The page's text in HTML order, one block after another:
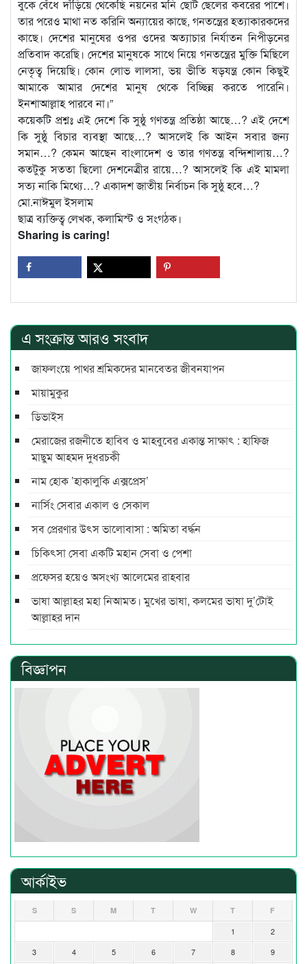
বুকে বেঁধে দাঁড়িয়ে থেকেছি নয়নের মনি ছোট ছেলের কবরের পাশে।
তার পরেও মাথা নত করিনি অন্যায়ের কাছে, গনতন্ত্রের হত্যাকারকদের
কাছে। দেশের মানুষের ওপর ওদের অত্যাচার নির্যাতন নিপীড়নের
প্রতিবাদ করেছি। দেশের মানুষকে সাথে নিয়ে গনতন্ত্রের মুক্তি মিছিলে
নেতৃত্ব দিয়েছি। কোন লোভ লালসা, ভয় ভীতি ষড়যন্ত্র কোন কিছুই
আমাকে আমার দেশের মানুষ থেকে বিচ্ছিন্ন করতে পারেনি।
ইনশাআল্লাহ পারবে না।”
কয়েকটি প্রশ্নঃ এই দেশে কি সুষ্ঠু গণতন্ত্র প্রতিষ্ঠা আছে…? এই দেশে
কি সুষ্ঠু বিচার ব্যবস্থা আছে…? আসলেই কি আইন সবার জন্য
সমান…? কেমন আছেন বাংলাদেশ ও তার গণতন্ত্র বন্দিশালায়…?
কতটুকু সততা ছিলো দেশনেত্রীর রায়ে…? আসলেই কি এই মামলা
সত্য নাকি মিথ্যে…? একাদশ জাতীয় নির্বাচন কি সুষ্ঠু হবে…?
মো.নাঈমুল ইসলাম
ছাত্র ব্যক্তিত্ব লেখক, কলামিস্ট ও সংগঠক।
Sharing is caring!
এ সংক্রান্ত আরও সংবাদ
জাফলংয়ে পাথর শ্রমিকদের মানবেতর জীবনযাপন
মায়ামুকুর
ডিভাইস
মেরাজের রজনীতে হাবিব ও মাহবুবের একান্ত সাক্ষাৎ : হাফিজ
মাছুম আহমদ দুধরচকী
নাম হোক ‌’হাকালুকি এক্সপ্রেস’
নার্সিং সেবার একাল ও সেকাল
সব প্রেরণার উৎস ভালোবাসা : অমিতা বর্দ্ধন
চিকিৎসা সেবা একটি মহান সেবা ও পেশা
প্রফেসর হয়েও অসংখ্য আলেমের রাহবার
ভাষা আল্লাহর মহা নিআমত। মুখের ভাষা, কলমের ভাষা দু’টোই
আল্লাহর দান
বিজ্ঞাপন
আর্কাইভ
S S M T W T F
1
2
3
4 5 6 7 8
9